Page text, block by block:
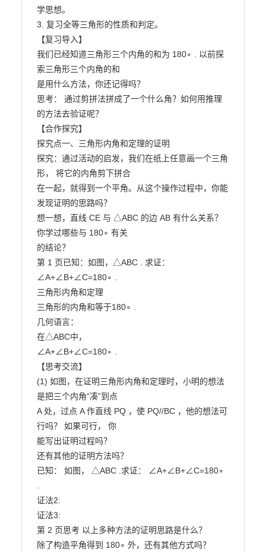
学思想。
3. 复习全等三角形的性质和判定。
【复习导入】
我们已经知道三角形三个内角的和为 180∘ . 以前探
索三角形三个内角的和
是用什么方法，你还记得吗？
思考： 通过剪拼法拼成了一个什么角？如何用推理
的方法去验证呢？
【合作探究】
探究点一、三角形内角和定理的证明
探究：通过活动的启发，我们在纸上任意画一个三角
形， 将它的内角剪下拼合
在一起，就得到一个平角。从这个操作过程中，你能
发现证明的思路吗？
想一想，直线 CE 与 △ABC 的边 AB 有什么关系？
你学过哪些与 180∘ 有关
的结论？
第 1 页已知：如图，△ABC . 求证：
∠A+∠B+∠C=180∘ .
三角形内角和定理
三角形的内角和等于180∘ .
几何语言：
在△ABC中，
∠A+∠B+∠C=180∘ .
【思考交流】
(1) 如图，在证明三角形内角和定理时，小明的想法
是把三个内角“凑”到点
A 处，过点 A 作直线 PQ ，使 PQ//BC ，他的想法可
行吗？ 如果可行， 你
能写出证明过程吗？
还有其他的证明方法吗？
已知： 如图， △ABC .求证： ∠A+∠B+∠C=180∘
证法2:
证法3:
第 2 页思考 以上多种方法的证明思路是什么？
除了构造平角得到 180∘ 外，还有其他方式吗？